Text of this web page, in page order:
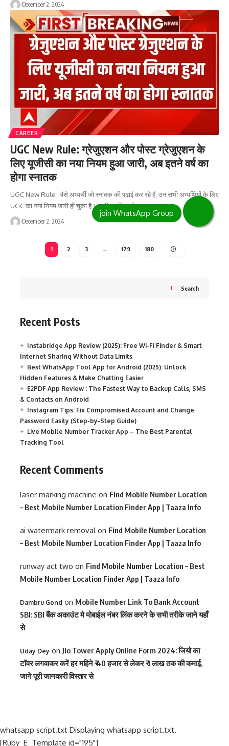
December 2, 2024
CAREER
UGC New Rule: ग्रेजुएशन और पोस्ट ग्रेजुएशन के
लिए यूजीसी का नया नियम हुआ जारी, अब इतने वर्ष का
होगा स्नातक
UGC New Rule : वैसे अभ्यर्थी जो स्नातक की पढ़ाई कर रहे हैं, उन सभी अभ्यर्थियों के लिए
UGC का नया नियम जारी हो चुका है। जारी नए नियम के…
December 2, 2024
1 2 3 … 179 180
Search
Recent Posts
Instabridge App Review (2025): Free Wi-Fi Finder & Smart
Internet Sharing Without Data Limits
Best WhatsApp Tool App for Android (2025): Unlock
Hidden Features & Make Chatting Easier
E2PDF App Review : The Fastest Way to Backup Calls, SMS
& Contacts on Android
Instagram Tips: Fix Compromised Account and Change
Password Easily (Step-by-Step Guide)
Live Mobile Number Tracker App – The Best Parental
Tracking Tool
Recent Comments
laser marking machine on Find Mobile Number Location
– Best Mobile Number Location Finder App | Taaza Info
ai watermark removal on Find Mobile Number Location
– Best Mobile Number Location Finder App | Taaza Info
runway act two on Find Mobile Number Location – Best
Mobile Number Location Finder App | Taaza Info
Dambru Gond on Mobile Number Link To Bank Account
SBI: SBI बैंक अकाउंट मे मोबाईल नंबर लिंक करने के सभी तरीके जाने यहाँ
से
Uday Dey on Jio Tower Apply Online Form 2024: जियो का
टॉवर लगवाकर करें हर महिने ₹ 40 हजार से लेकर ₹ 1 लाख तक की कमाई,
जाने पूरी जानकारी विस्तार से
whatsapp script.txt Displaying whatsapp script.txt.
[Ruby_E_Template id="195"]